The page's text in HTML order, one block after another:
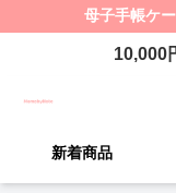
母子手帳ケ
10,000
新着商品